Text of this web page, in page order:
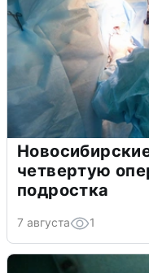
четвертую
подростка
7 августа 1